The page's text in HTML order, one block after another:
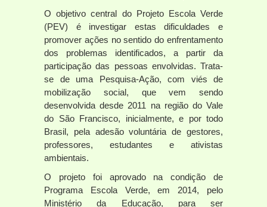
O objetivo central do Projeto Escola Verde
(PEV) é investigar estas dificuldades e
promover ações no sentido do enfrentamento
dos problemas identificados, a partir da
participação das pessoas envolvidas. Trata-
se de uma Pesquisa-Ação, com viés de
mobilização social, que vem sendo
desenvolvida desde 2011 na região do Vale
do São Francisco, inicialmente, e por todo
Brasil, pela adesão voluntária de gestores,
professores, estudantes e ativistas
ambientais.
O projeto foi aprovado na condição de
Programa Escola Verde, em 2014, pelo
Ministério da Educação, para ser